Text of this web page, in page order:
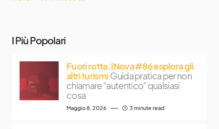
I Più Popolari
Fuori rotta: INova #86 esplora gli
altri turismi Guida pratica per non
chiamare “autentico” qualsiasi
cosa
Maggio 8, 2026 3 minute read